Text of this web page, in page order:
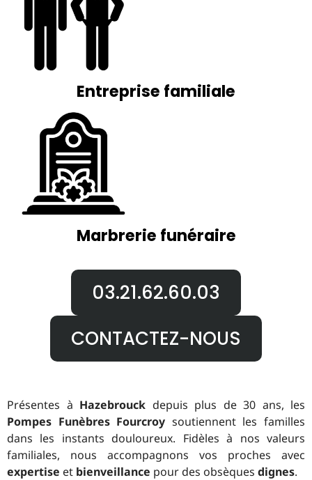
Entreprise familiale
Marbrerie funéraire
03.21.62.60.03
CONTACTEZ-NOUS
Présentes à Hazebrouck depuis plus de 30 ans, les
Pompes Funèbres Fourcroy soutiennent les familles
dans les instants douloureux. Fidèles à nos valeurs
familiales, nous accompagnons vos proches avec
expertise et bienveillance pour des obsèques dignes.